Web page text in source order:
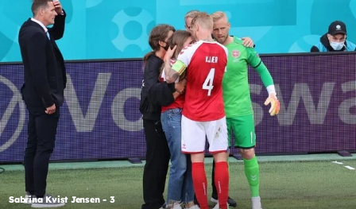
Sabrina Kvist Jensen - 3